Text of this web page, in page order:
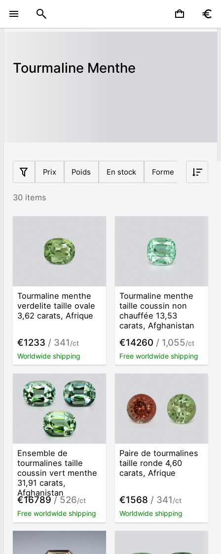
Tourmaline Menthe
Prix Poids En stock Forme Origine
30 items
Tourmaline menthe
verdelite taille ovale
3,62 carats, Afrique
€1233 / 341/ct
Worldwide shipping
Tourmaline menthe
taille coussin non
chauffée 13,53
carats, Afghanistan
€14260 / 1,055/ct
Free worldwide shipping
Ensemble de
tourmalines taille
coussin vert menthe
31,91 carats,
Afghanistan
€16789 / 526/ct
Free worldwide shipping
Paire de tourmalines
taille ronde 4,60
carats, Afrique
€1568 / 341/ct
Worldwide shipping